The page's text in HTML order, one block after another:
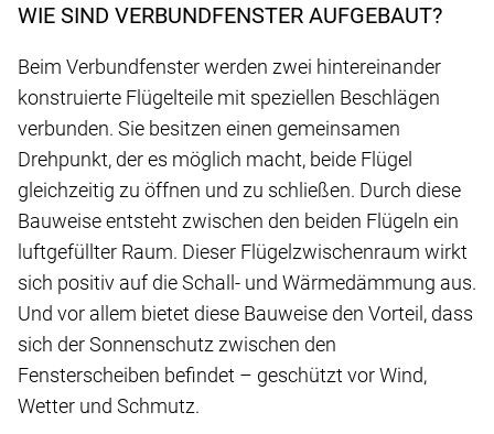
WIE SIND VERBUNDFENSTER AUFGEBAUT?
Beim Verbundfenster werden zwei hintereinander
konstruierte Flügelteile mit speziellen Beschlägen
verbunden. Sie besitzen einen gemeinsamen
Drehpunkt, der es möglich macht, beide Flügel
gleichzeitig zu öffnen und zu schließen. Durch diese
Bauweise entsteht zwischen den beiden Flügeln ein
luftgefüllter Raum. Dieser Flügelzwischenraum wirkt
sich positiv auf die Schall- und Wärmedämmung aus.
Und vor allem bietet diese Bauweise den Vorteil, dass
sich der Sonnenschutz zwischen den
Fensterscheiben befindet – geschützt vor Wind,
Wetter und Schmutz.